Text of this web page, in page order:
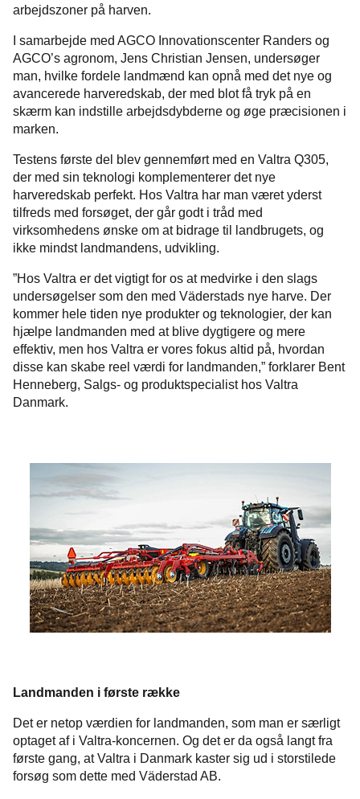
arbejdszoner på harven.
I samarbejde med AGCO Innovationscenter Randers og
AGCO’s agronom, Jens Christian Jensen, undersøger
man, hvilke fordele landmænd kan opnå med det nye og
avancerede harveredskab, der med blot få tryk på en
skærm kan indstille arbejdsdybderne og øge præcisionen i
marken.
Testens første del blev gennemført med en Valtra Q305,
der med sin teknologi komplementerer det nye
harveredskab perfekt. Hos Valtra har man været yderst
tilfreds med forsøget, der går godt i tråd med
virksomhedens ønske om at bidrage til landbrugets, og
ikke mindst landmandens, udvikling.
”Hos Valtra er det vigtigt for os at medvirke i den slags
undersøgelser som den med Väderstads nye harve. Der
kommer hele tiden nye produkter og teknologier, der kan
hjælpe landmanden med at blive dygtigere og mere
effektiv, men hos Valtra er vores fokus altid på, hvordan
disse kan skabe reel værdi for landmanden,” forklarer Bent
Henneberg, Salgs- og produktspecialist hos Valtra
Danmark.
Landmanden i første række
Det er netop værdien for landmanden, som man er særligt
optaget af i Valtra-koncernen. Og det er da også langt fra
første gang, at Valtra i Danmark kaster sig ud i storstilede
forsøg som dette med Väderstad AB.